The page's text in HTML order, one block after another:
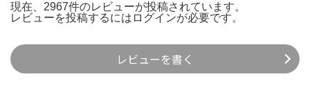
現在、2967件のレビューが投稿されています。
レビューを投稿するには ログインが必要です。
レビューを書く